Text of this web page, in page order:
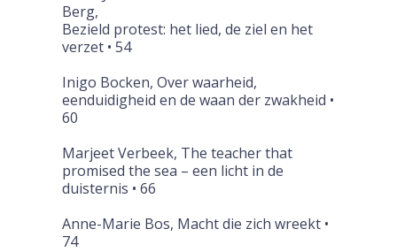
Berg,
Bezield protest: het lied, de ziel en het
verzet • 54
Inigo Bocken, Over waarheid,
eenduidigheid en de waan der zwakheid •
60
Marjeet Verbeek, The teacher that
promised the sea – een licht in de
duisternis • 66
Anne-Marie Bos, Macht die zich wreekt •
74